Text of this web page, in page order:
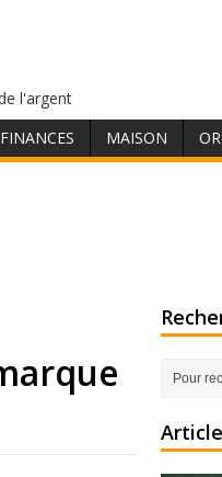
l'argent
FINANCES MAISON